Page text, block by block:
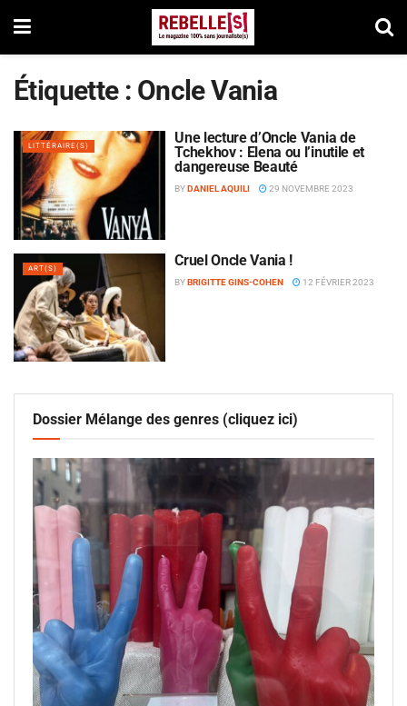
Étiquette : Oncle Vania
LITTÉRAIRE(S)
Une lecture d’Oncle Vania de
Tchekhov : Elena ou l’inutile et
dangereuse Beauté
BYDANIEL AQUILI 29 NOVEMBRE 2023
ART(S) Cruel Oncle Vania !
BYBRIGITTE GINS-COHEN 12 FÉVRIER 2023
Dossier Mélange des genres (cliquez ici)